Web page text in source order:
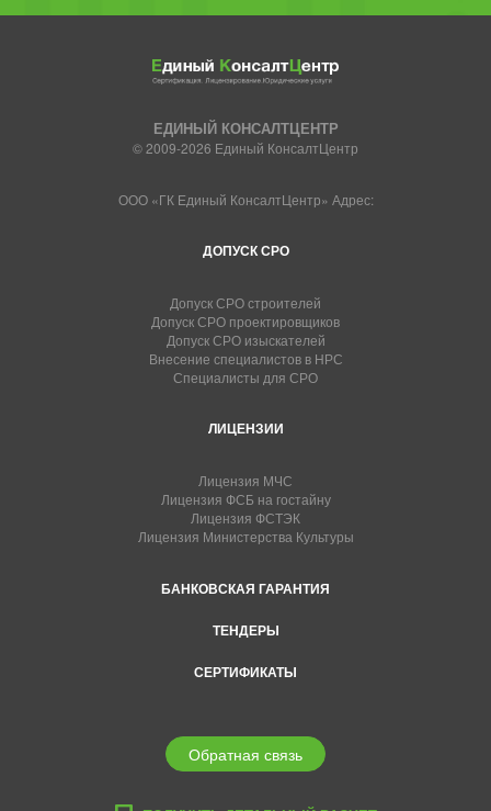
ЕДИНЫЙ КОНСАЛТЦЕНТР
© 2009-2026 Единый КонсалтЦентр
ООО «ГК Единый КонсалтЦентр» Адрес:
ДОПУСК СРО
Допуск СРО строителей
Допуск СРО проектировщиков
Допуск СРО изыскателей
Внесение специалистов в НРС
Специалисты для СРО
ЛИЦЕНЗИИ
Лицензия МЧС
Лицензия ФСБ на гостайну
Лицензия ФСТЭК
Лицензия Министерства Культуры
БАНКОВСКАЯ ГАРАНТИЯ
ТЕНДЕРЫ
СЕРТИФИКАТЫ
Обратная связь